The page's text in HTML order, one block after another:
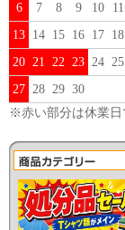
6
7 8 9 10 11
13 14 15 16 17 18
20 21 22 23 24 25
27 28 29 30
※赤い部分は休業日